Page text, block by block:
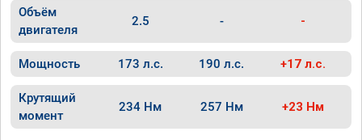
Объём
двигателя
2.5 - -
Мощность 173 л.с. 190 л.с. +17 л.с.
Крутящий
момент
234 Нм 257 Нм +23 Нм